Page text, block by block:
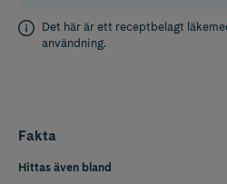
Det här är ett receptbelagt
användning.
Fakta
Hittas även bland